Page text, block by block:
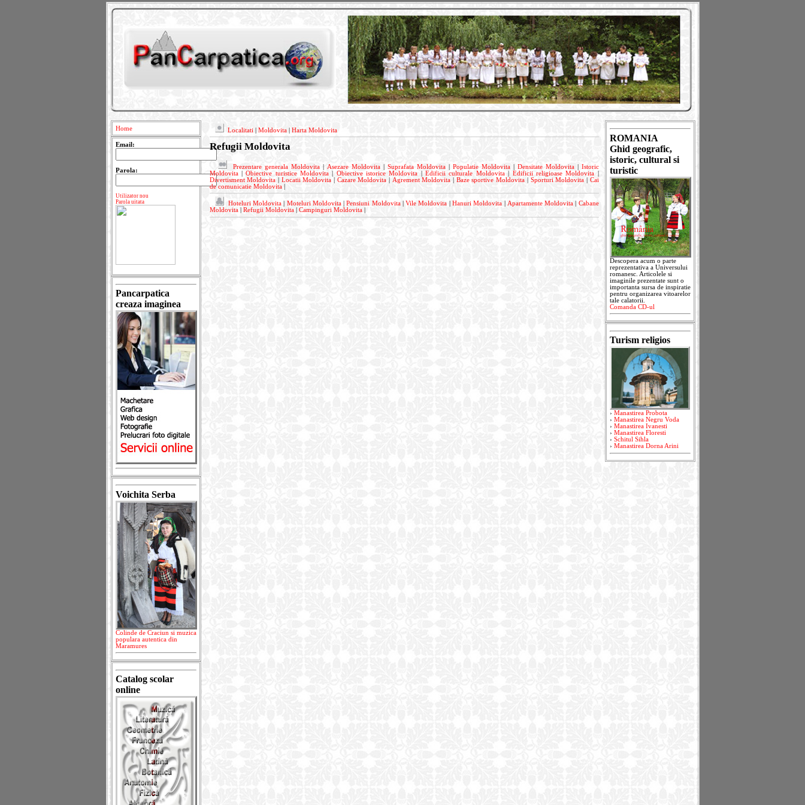
Home
Email:
Parola:
Utilizator nou
Parola uitata
Pancarpatica
creaza imaginea
Voichita Serba
Colinde de Craciun si muzica
populara autentica din
Maramures
Catalog scolar
online
Localitati Moldovita| Harta Moldovita
Refugii Moldovita
Prezentare generala Moldovita Asezare Moldovita Suprafata Moldovita| Populatie Moldovita| Densitate Moldovita| Istoric
Moldovita|Obiective turistice Moldovita| Obiective istorice Moldovita |Edificii culturale Moldovita| Edificii religioase Moldovita
Divertisment Moldovita
Locatii Moldovita Cazare Moldovita Agrement Moldovita Baze sportive Moldovita Sporturi Moldovita
Cai
de comunicatie Moldovita|
Hoteluri Moldovita Moteluri Moldovita|Pensiuni Moldovita|Vile Moldovita |Hanuri Moldovita Apartamente Moldovita
Cabane
Moldovita| Refugii Moldovita| Campinguri Moldovita|
ROMANIA
Ghid geografic,
istoric, cultural si
turistic
Descopera acum o parte
reprezentativa a Universului
romanesc. Articolele si
imaginile prezentate sunt o
importanta sursa de inspiratie
pentru organizarea vitoarelor
tale calatorii.
Comanda CD-ul
Turism religios
› Manastirea Probota
› Manastirea Negru Voda
› Manastirea Ivanesti
› Manastirea Floresti
› Schitul Sihla
› Manastirea Dorna Arini